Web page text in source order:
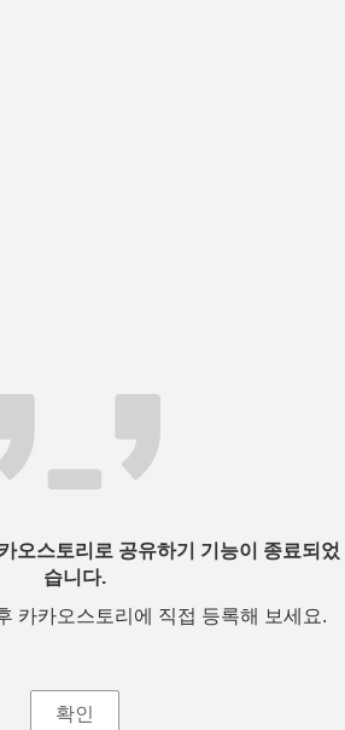
오스토리로 공유하기 기능이 종료되었
습니다.
카카오스토리에 직접 등록해 보세요.
확인